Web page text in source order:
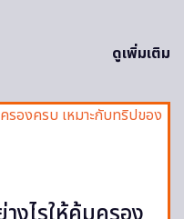
ดูเพิ่มเติม